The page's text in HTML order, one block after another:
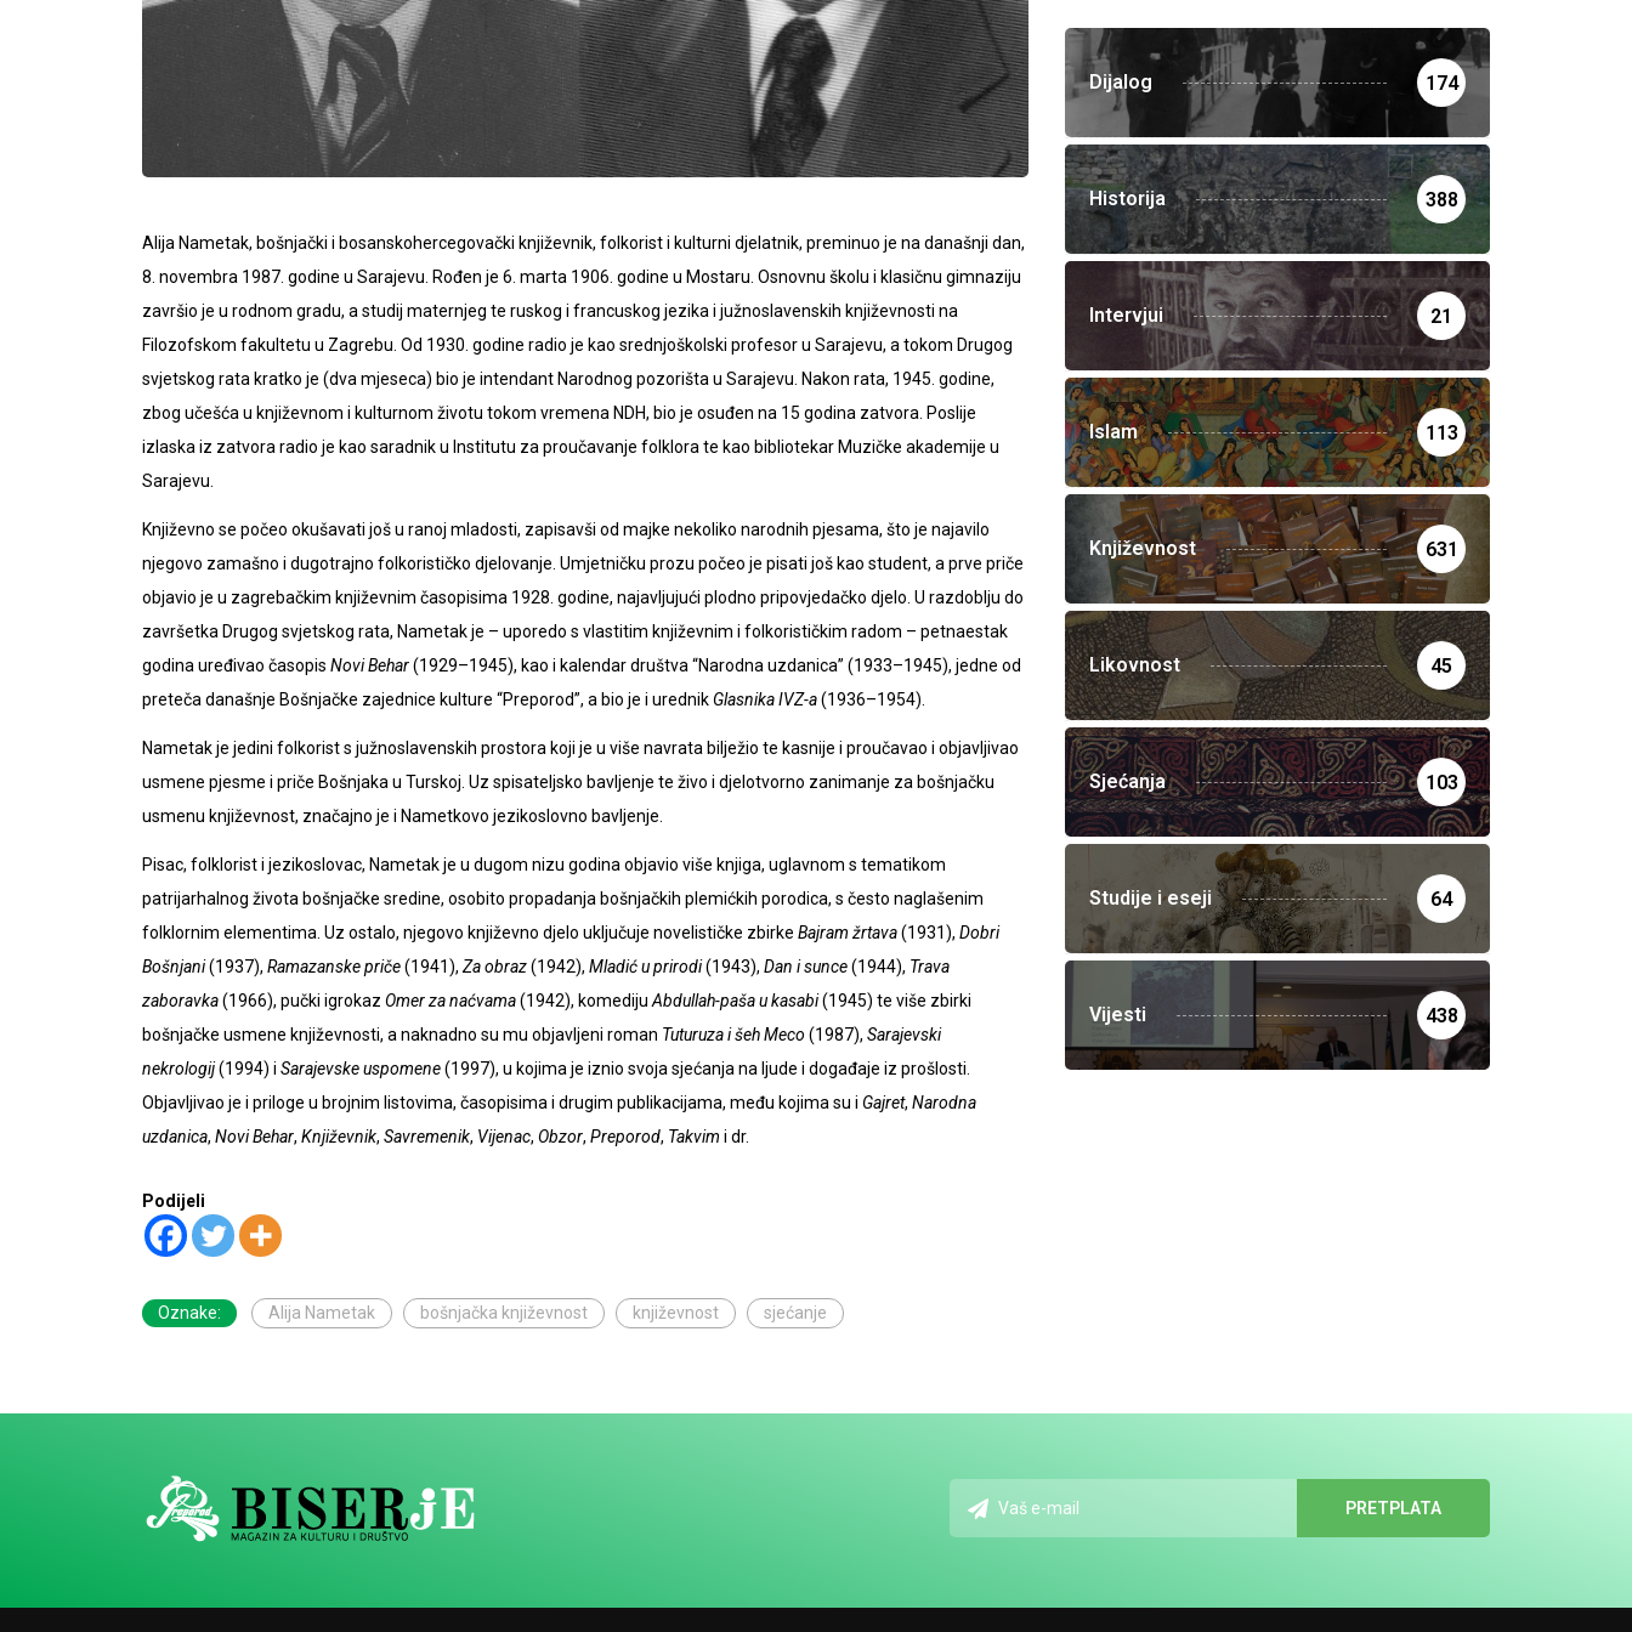
Alija Nametak, bošnjački i bosanskohercegovački književnik, folkorist i kulturni djelatnik, preminuo je na današnji dan,
8. novembra 1987. godine u Sarajevu. Rođen je 6. marta 1906. godine u Mostaru. Osnovnu školu i klasičnu gimnaziju
završio je u rodnom gradu, a studij maternjeg te ruskog i francuskog jezika i južnoslavenskih književnosti na
Filozofskom fakultetu u Zagrebu. Od 1930. godine radio je kao srednjoškolski profesor u Sarajevu, a tokom Drugog
svjetskog rata kratko je (dva mjeseca) bio je intendant Narodnog pozorišta u Sarajevu. Nakon rata, 1945. godine,
zbog učešća u književnom i kulturnom životu tokom vremena NDH, bio je osuđen na 15 godina zatvora. Poslije
izlaska iz zatvora radio je kao saradnik u Institutu za proučavanje folklora te kao bibliotekar Muzičke akademije u
Sarajevu.
Književno se počeo okušavati još u ranoj mladosti, zapisavši od majke nekoliko narodnih pjesama, što je najavilo
njegovo zamašno i dugotrajno folkorističko djelovanje. Umjetničku prozu počeo je pisati još kao student, a prve priče
objavio je u zagrebačkim književnim časopisima 1928. godine, najavljujući plodno pripovjedačko djelo. U razdoblju do
završetka Drugog svjetskog rata, Nametak je – uporedo s vlastitim književnim i folkorističkim radom – petnaestak
godina uređivao časopis Novi Behar(1929–1945), kao i kalendar društva “Narodna uzdanica” (1933–1945), jedne od
preteča današnje Bošnjačke zajednice kulture “Preporod”, a bio je i urednik Glasnika IVZ-a(1936–1954).
Nametak je jedini folkorist s južnoslavenskih prostora koji je u više navrata bilježio te kasnije i proučavao i objavljivao
usmene pjesme i priče Bošnjaka u Turskoj. Uz spisateljsko bavljenje te živo i djelotvorno zanimanje za bošnjačku
usmenu književnost, značajno je i Nametkovo jezikoslovno bavljenje.
Pisac, folklorist i jezikoslovac, Nametak je u dugom nizu godina objavio više knjiga, uglavnom s tematikom
patrijarhalnog života bošnjačke sredine, osobito propadanja bošnjačkih plemićkih porodica, s često naglašenim
folklornim elementima. Uz ostalo, njegovo književno djelo uključuje novelističke zbirke Bajram žrtava(1931), Dobri
Bošnjani(1937), Ramazanske priče(1941), Za obraz(1942), Mladić u prirodi(1943), Dan i sunce(1944), Trava
zaboravka(1966), pučki igrokaz Omer za naćvama(1942), komediju Abdullah-paša u kasabi(1945) te više zbirki
bošnjačke usmene književnosti, a naknadno su mu objavljeni roman Tuturuza i šeh Meco (1987), Sarajevski
nekrologij(1994) i Sarajevske uspomene(1997), u kojima je iznio svoja sjećanja na ljude i događaje iz prošlosti.
Objavljivao je i priloge u brojnim listovima, časopisima i drugim publikacijama, među kojima su i Gajret, Narodna
uzdanica, Novi Behar, Književnik, Savremenik, Vijenac, Obzor, Preporod, Takvim i dr.
Podijeli
Oznake: Alija Nametak bošnjačka književnost književnost sjećanje
Dijalog 174
Historija 388
Intervjui 21
Islam 113
Književnost 631
Likovnost 45
Sjećanja 103
Studije i eseji 64
Vijesti 438